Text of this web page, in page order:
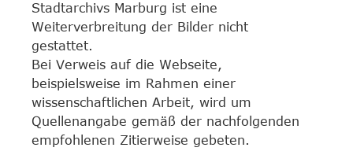
Stadtarchivs Marburg ist eine
Weiterverbreitung der Bilder nicht
gestattet.
Bei Verweis auf die Webseite,
beispielsweise im Rahmen einer
wissenschaftlichen Arbeit, wird um
Quellenangabe gemäß der nachfolgenden
empfohlenen Zitierweise gebeten.